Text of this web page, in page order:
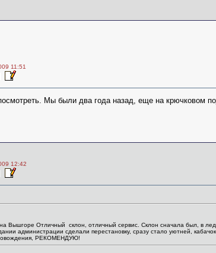
11:51
Мы были два года назад, еще на крючковом
12:42
Вышгоре Отличный склон, отличный сервис. Склон сначала был, в
администрации сделали перестановку, сразу стало уютней,
РЕКОМЕНДУЮ!